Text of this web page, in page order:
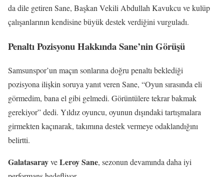
da dile getiren Sane, Başkan Vekili Abdullah Kavukcu ve kulüp
çalışanlarının kendisine büyük destek verdiğini vurguladı.
Penaltı Pozisyonu Hakkında Sane’nin Görüşü
Samsunspor’un maçın sonlarına doğru penaltı beklediği
pozisyona ilişkin soruya yanıt veren Sane, “Oyun sırasında eli
görmedim, bana el gibi gelmedi. Görüntülere tekrar bakmak
gerekiyor” dedi. Yıldız oyuncu, oyunun dışındaki tartışmalara
girmekten kaçınarak, takımına destek vermeye odaklandığını
belirtti.
GalatasarayveLeroy Sane, sezonun devamında daha iyi